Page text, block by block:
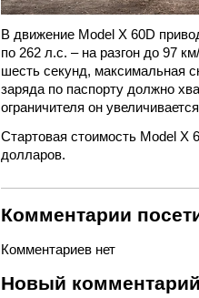
В движение Model X 60D
по 262 л.с. – на разгон до 97
шесть секунд, максимальная
заряда по паспорту должно
ограничителя он
Стартовая стоимость Model X
долларов.
Комментарии
Комментариев нет
Новый